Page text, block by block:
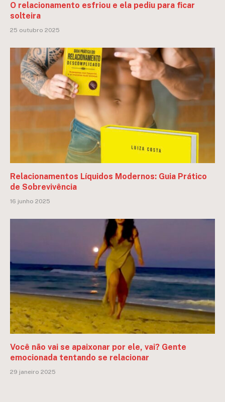
O relacionamento esfriou e ela pediu para ficar
solteira
25 outubro 2025
Relacionamentos Líquidos Modernos: Guia Prático
de Sobrevivência
16 junho 2025
Você não vai se apaixonar por ele, vai? Gente
emocionada tentando se relacionar
29 janeiro 2025